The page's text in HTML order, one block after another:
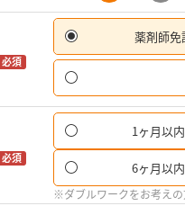
必須
薬剤師免
必須
1ヶ月以内
6ヶ月以内
※ダブルワークをお考えの